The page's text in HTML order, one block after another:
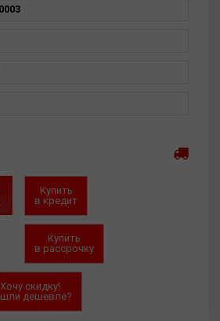
Купить
в кредит
Купить
в рассрочку
Хочу скидку!
дешевле?